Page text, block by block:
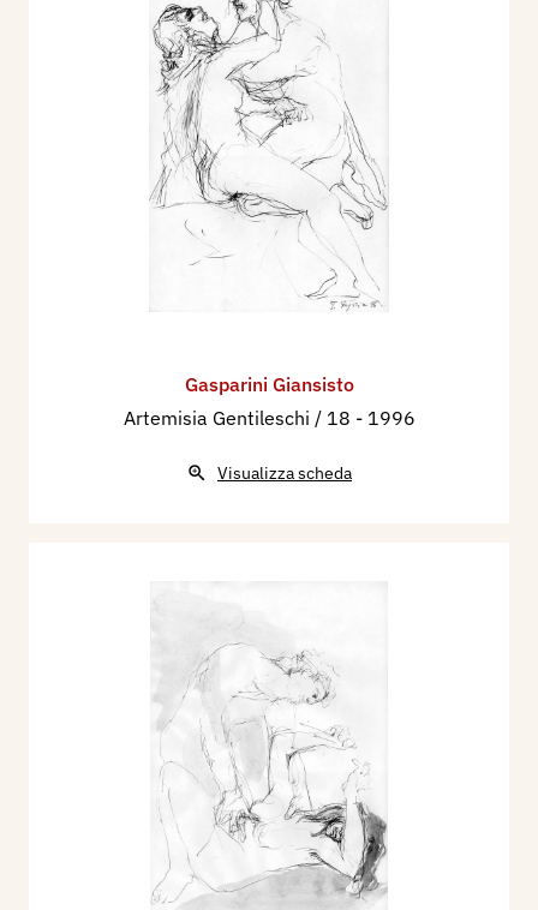
Gasparini Giansisto
Artemisia Gentileschi / 18 - 1996
Visualizza scheda